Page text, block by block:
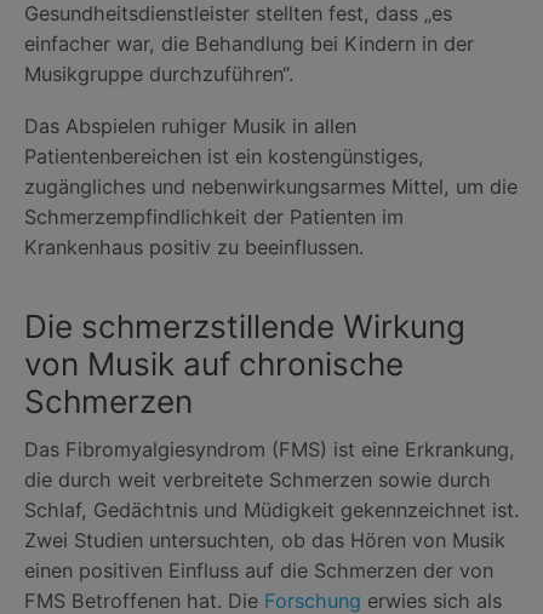
Gesundheitsdienstleister stellten fest, dass „es
einfacher war, die Behandlung bei Kindern in der
Musikgruppe durchzuführen“.
Das Abspielen ruhiger Musik in allen
Patientenbereichen ist ein kostengünstiges,
zugängliches und nebenwirkungsarmes Mittel, um die
Schmerzempfindlichkeit der Patienten im
Krankenhaus positiv zu beeinflussen.
Die schmerzstillende Wirkung
von Musik auf chronische
Schmerzen
Das Fibromyalgiesyndrom (FMS) ist eine Erkrankung,
die durch weit verbreitete Schmerzen sowie durch
Schlaf, Gedächtnis und Müdigkeit gekennzeichnet ist.
Zwei Studien untersuchten, ob das Hören von Musik
einen positiven Einfluss auf die Schmerzen der von
FMS Betroffenen hat. Die Forschung erwies sich als